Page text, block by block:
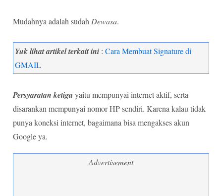
Mudahnya adalah sudahDewasa.
Yuk lihat artikel terkait ini :Cara Membuat Signature di
GMAIL
Persyaratan ketigayaitu mempunyai internet aktif, serta
disarankan mempunyai nomor HP sendiri. Karena kalau tidak
punya koneksi internet, bagaimana bisa mengakses akun
Google ya.
Advertisement